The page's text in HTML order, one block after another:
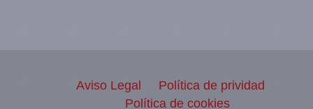
Aviso Legal
Política de prividad
Política de cookies